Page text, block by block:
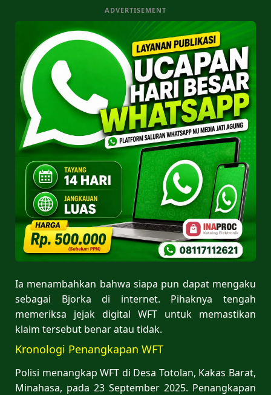
ADVERTISEMENT
Ia menambahkan bahwa siapa pun dapat mengaku
sebagai Bjorka di internet. Pihaknya tengah
memeriksa jejak digital WFT untuk memastikan
klaim tersebut benar atau tidak.
Kronologi Penangkapan WFT
Polisi menangkap WFT di Desa Totolan, Kakas Barat,
Minahasa, pada 23 September 2025. Penangkapan